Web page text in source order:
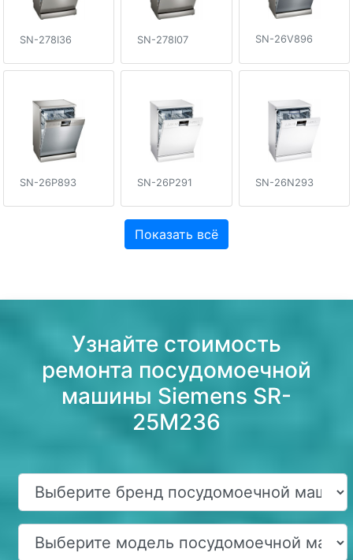
SN-278I36 SN-278I07 SN-26V896
SN-26P893 SN-26P291 SN-26N293
Показать всё
Узнайте стоимость
ремонта посудомоечной
машины Siemens SR-
25M236